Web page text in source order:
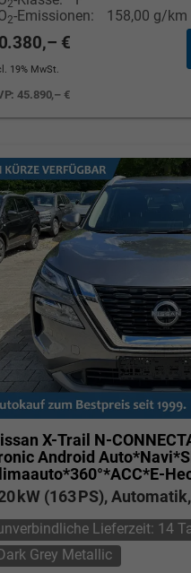
2
2-Emissionen: 158,00 g/km
€
19% MwSt.
45.890,– €
X-Trail N-
Android
kW (163 PS),
Lieferzeit: 14
Grey Metallic